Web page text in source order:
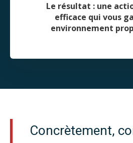
Le résultat : une
efficace qui vous
environnement
Concrètement,